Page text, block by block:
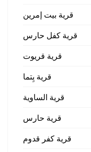
قرية بيت إمرين
قرية كفل حارس
قرية قريوت
قرية يِتما
قرية الساوية
قرية حارس
قرية كفر قدوم